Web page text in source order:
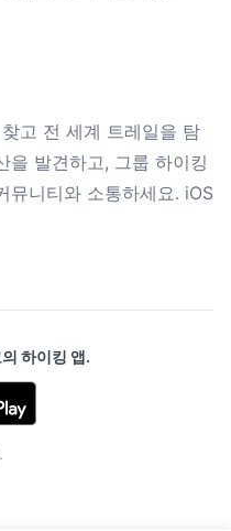
고 전 세계 트레일을 탐
을 발견하고, 그룹 하이킹
뮤니티와 소통하세요. iOS
하이킹 앱.